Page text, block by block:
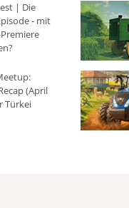
| Die
- mit
(April
Türkei